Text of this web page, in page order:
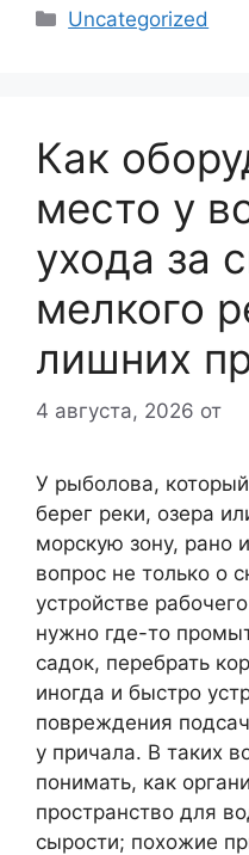
Рубрики
Uncategorized
Как
место у
ухода за
мелкого
лишних
4 августа, 2026 от
У рыболова,
берег реки, озера
морскую зону, рано
вопрос не только о
устройстве
нужно где-то
садок, перебрать
иногда и быстро
повреждения
у причала. В таких
понимать, как
пространство для
сырости; похожие